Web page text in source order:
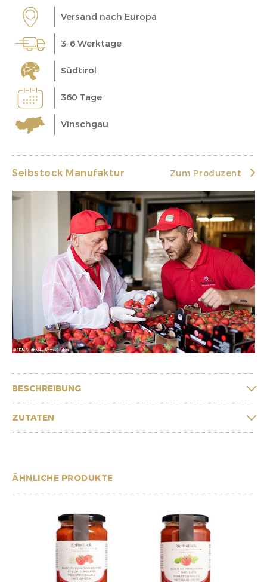
Versand nach Europa
3-6 Werktage
Südtirol
360 Tage
Vinschgau
Seibstock Manufaktur Zum Produzent
BESCHREIBUNG
ZUTATEN
ÄHNLICHE PRODUKTE